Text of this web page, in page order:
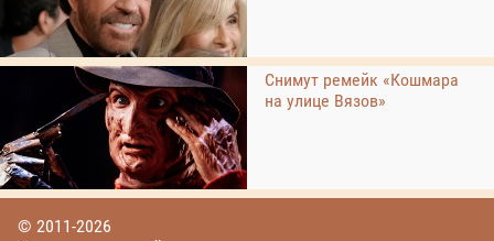
Снимут ремейк «Кошмара
на улице Вязов»
© 2011-2026